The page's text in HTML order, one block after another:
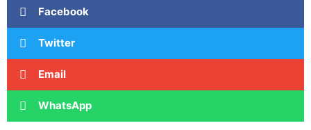
Facebook
Twitter
Email
WhatsApp